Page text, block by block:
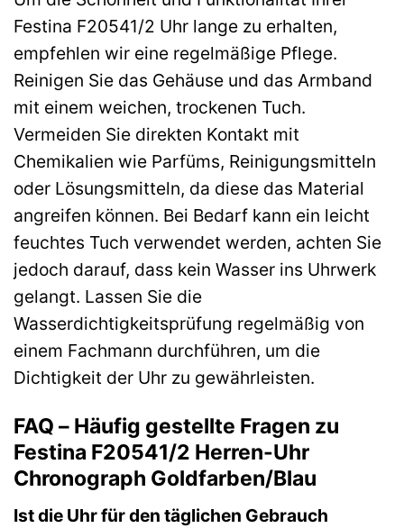
Festina F20541/2 Uhr lange zu erhalten,
empfehlen wir eine regelmäßige Pflege.
Reinigen Sie das Gehäuse und das Armband
mit einem weichen, trockenen Tuch.
Vermeiden Sie direkten Kontakt mit
Chemikalien wie Parfüms, Reinigungsmitteln
oder Lösungsmitteln, da diese das Material
angreifen können. Bei Bedarf kann ein leicht
feuchtes Tuch verwendet werden, achten Sie
jedoch darauf, dass kein Wasser ins Uhrwerk
gelangt. Lassen Sie die
Wasserdichtigkeitsprüfung regelmäßig von
einem Fachmann durchführen, um die
Dichtigkeit der Uhr zu gewährleisten.
FAQ – Häufig gestellte Fragen zu
Festina F20541/2 Herren-Uhr
Chronograph Goldfarben/Blau
Ist die Uhr für den täglichen Gebrauch